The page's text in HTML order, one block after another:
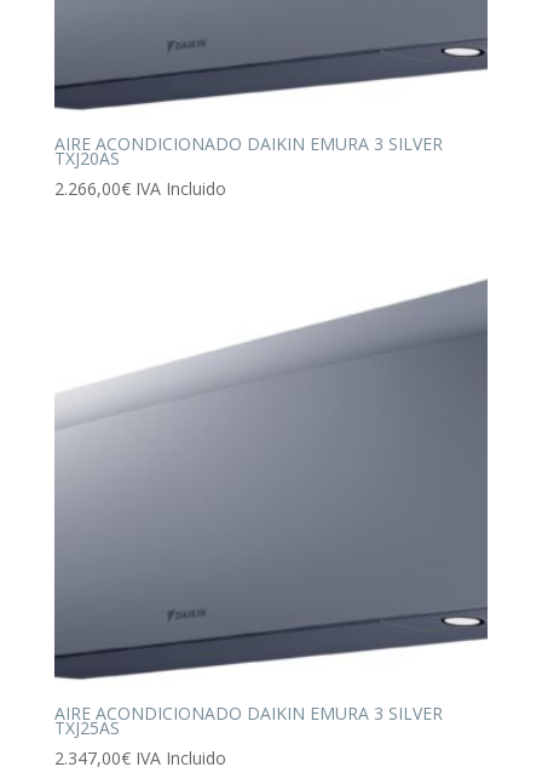
AIRE ACONDICIONADO DAIKIN EMURA 3 SILVER
TXJ20AS
2.266,00€ IVA Incluido
AIRE ACONDICIONADO DAIKIN EMURA 3 SILVER
TXJ25AS
2.347,00€ IVA Incluido